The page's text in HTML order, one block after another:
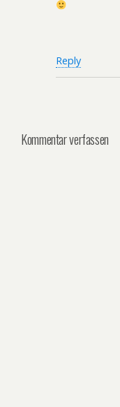
Reply
Kommentar verfassen